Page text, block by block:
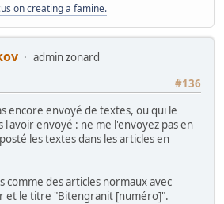
on creating a famine.
admin zonard
#136
encore envoyé de textes, ou qui le
envoyé : ne me l'envoyez pas en
les textes dans les articles en
comme des articles normaux avec
et le titre "Bitengranit [numéro]".